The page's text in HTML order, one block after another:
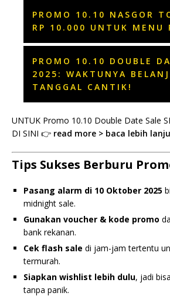
PROMO 10.10 NASGOR
RP 10.000 UNTUK MENU
PROMO 10.10 DOUBLE
2025: WAKTUNYA
TANGGAL CANTIK!
UNTUK Promo 10.10 Double Date Sale
DI SINI 👉 read more > baca lebih
Tips Sukses Berburu
Pasang alarm di 10 Oktober 2025
midnight sale.
Gunakan voucher & kode promo
bank rekanan.
Cek flash sale di jam-jam tertentu
termurah.
Siapkan wishlist lebih dulu, jadi
tanpa panik.